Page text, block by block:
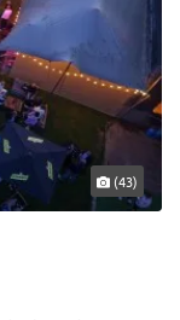
(43)